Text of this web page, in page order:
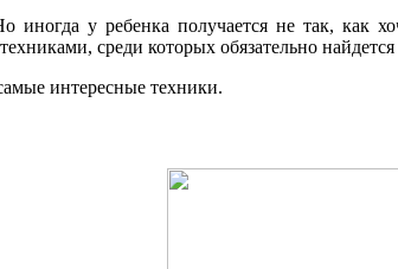
иногда у ребенка получается не так, как
среди которых обязательно
интересные техники.